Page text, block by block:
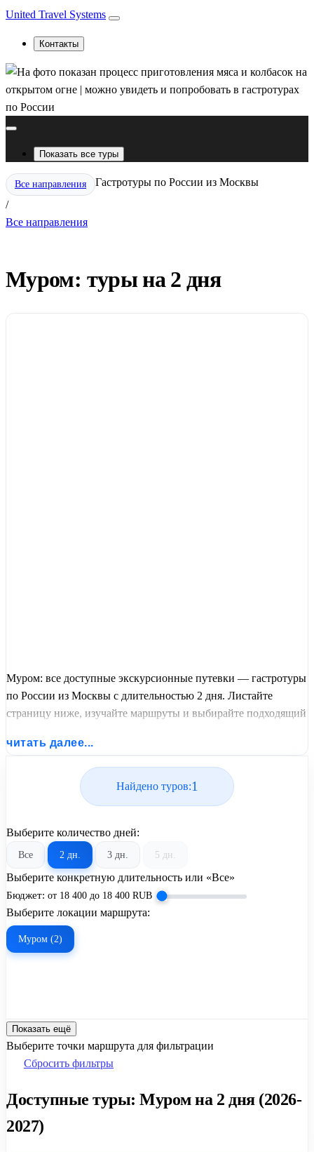
United Travel Systems
Контакты
Показать все туры
Все направления
/
Гастротуры по России из Москвы
Все направления
Муром: туры на 2 дня
Муром: все доступные экскурсионные путевки — гастротуры
по России из Москвы с длительностью 2 дня. Листайте
страницу ниже, изучайте маршруты и выбирайте подходящий
от United Travel Systems.
читать далее...
Найдено туров:1
Выберите количество дней:
Все 2 дн. 3 дн. 5 дн.
Выберите конкретную длительность или «Все»
Бюджет: от 18 400 до 18 400 RUB
Выберите локации маршрута:
Муром (2)
Показать ещё
Выберите точки маршрута для фильтрации
Сбросить фильтры
Доступные туры: Муром на 2 дня (2026-
2027)